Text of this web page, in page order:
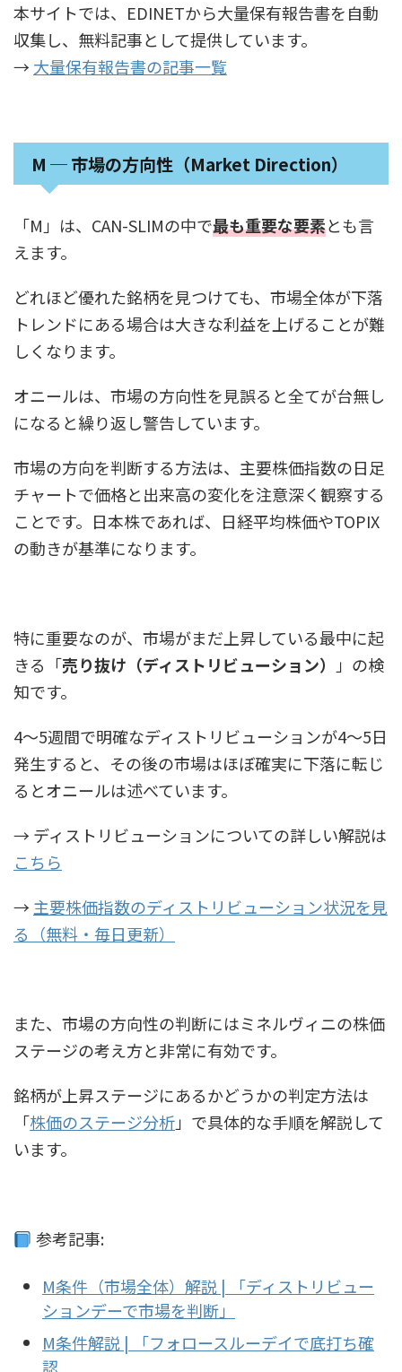
本サイトでは、EDINETから大量保有報告書を自動
収集し、無料記事として提供しています。
→ 大量保有報告書の記事一覧
M ─ 市場の方向性（Market Direction）
「M」は、CAN-SLIMの中で最も重要な要素とも言
えます。
どれほど優れた銘柄を見つけても、市場全体が下落
トレンドにある場合は大きな利益を上げることが難
しくなります。
オニールは、市場の方向性を見誤ると全てが台無し
になると繰り返し警告しています。
市場の方向を判断する方法は、主要株価指数の日足
チャートで価格と出来高の変化を注意深く観察する
ことです。日本株であれば、日経平均株価やTOPIX
の動きが基準になります。
特に重要なのが、市場がまだ上昇している最中に起
きる「売り抜け（ディストリビューション） 」の検
知です。
4〜5週間で明確なディストリビューションが4〜5日
発生すると、その後の市場はほぼ確実に下落に転じ
るとオニールは述べています。
→ ディストリビューションについての詳しい解説は
こちら
→主要株価指数のディストリビューション状況を見
る（無料・毎日更新）
また、市場の方向性の判断にはミネルヴィニの株価
ステージの考え方と非常に有効です。
銘柄が上昇ステージにあるかどうかの判定方法は
「株価のステージ分析」で具体的な手順を解説して
います。
参考記事:
M条件（市場全体）解説 | 「ディストリビュー
ションデーで市場を判断」
M条件解説 | 「フォロースルーデイで底打ち確
認